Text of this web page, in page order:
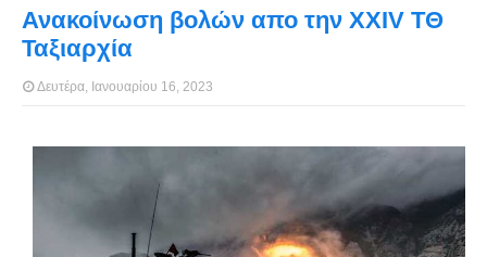
Ανακοίνωση βολών απο την ΧΧΙV ΤΘ
Ταξιαρχία
Δευτέρα, Ιανουαρίου 16, 2023